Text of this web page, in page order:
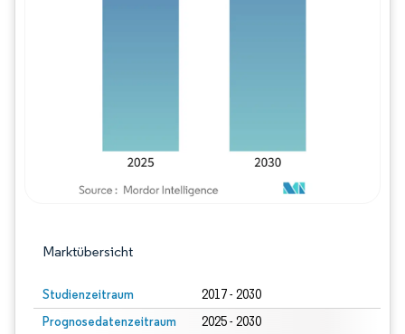
Marktübersicht
Studienzeitraum 2017 - 2030
Prognosedatenzeitraum 2025 - 2030